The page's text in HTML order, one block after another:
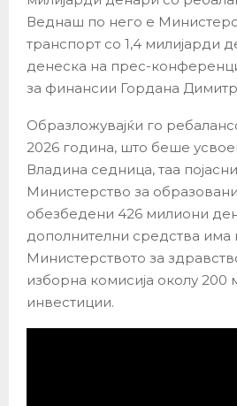
Веднаш по него е
транспорт со 1,4 милијарди
денеска на прес-
за финансии Гордана
Образложувајќи го
2026 година, што беше
Владина седница, таа
Министерство за
обезбедени 426 милиони
дополнителни средства има
Министерството за
изборна комисија околу
инвестиции.